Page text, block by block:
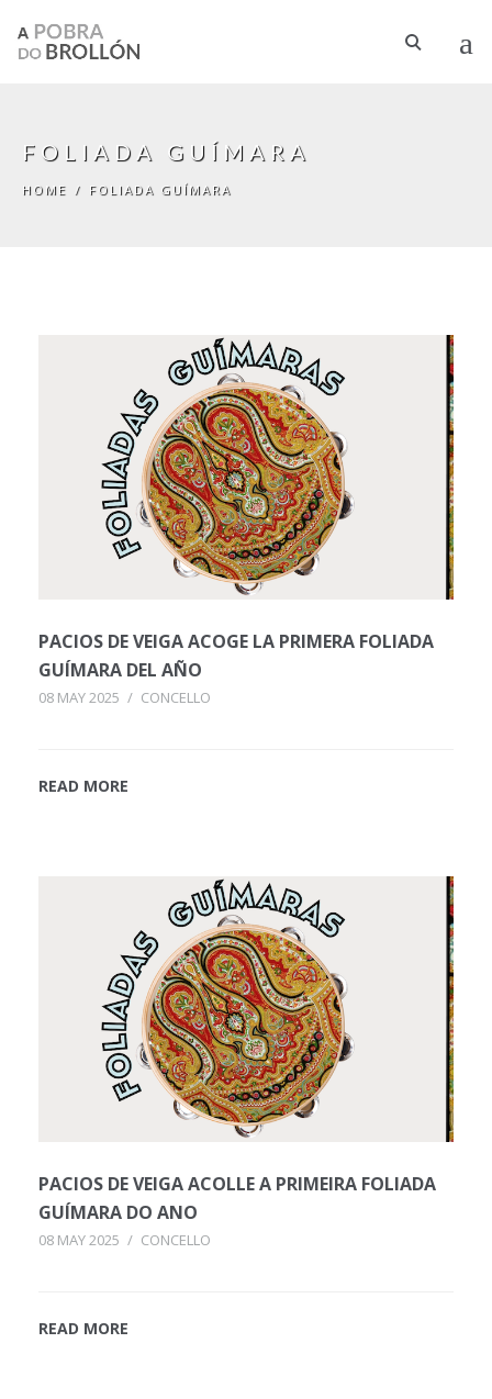
FOLIADA GUÍMARA
HOME / FOLIADA GUÍMARA
PACIOS DE VEIGA ACOGE LA PRIMERA FOLIADA
GUÍMARA DEL AÑO
08 MAY 2025 / CONCELLO
READ MORE
PACIOS DE VEIGA ACOLLE A PRIMEIRA FOLIADA
GUÍMARA DO ANO
08 MAY 2025 / CONCELLO
READ MORE